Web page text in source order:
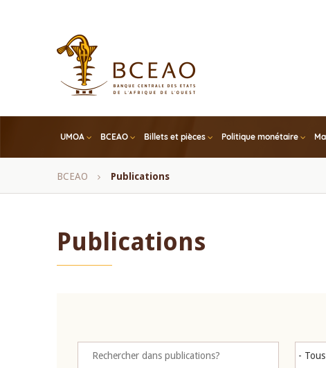
UMOA BCEAO Billets et pièces Politique monétaire
Fil
BCEAO Publications
Publications